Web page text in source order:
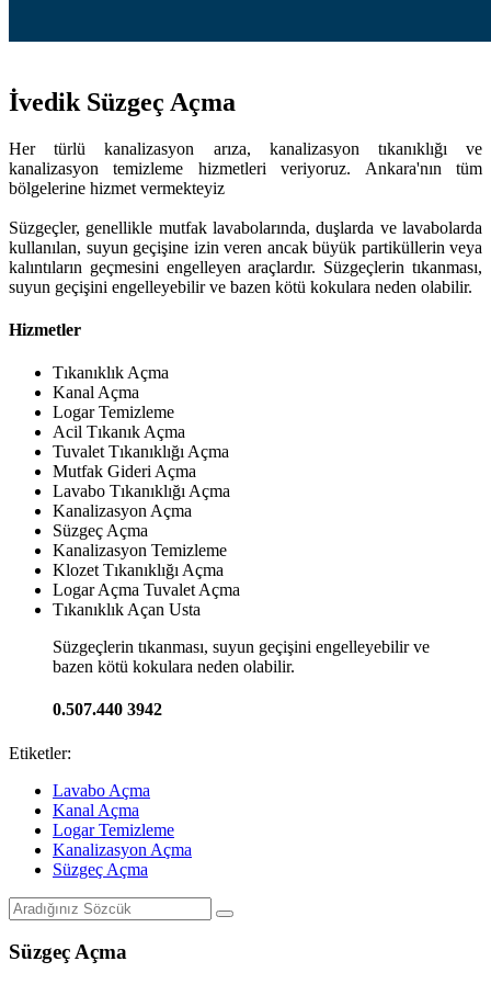
İvedik Süzgeç Açma
Her türlü kanalizasyon arıza, kanalizasyon tıkanıklığı ve
kanalizasyon temizleme hizmetleri veriyoruz. Ankara'nın tüm
bölgelerine hizmet vermekteyiz
Süzgeçler, genellikle mutfak lavabolarında, duşlarda ve lavabolarda
kullanılan, suyun geçişine izin veren ancak büyük partiküllerin veya
kalıntıların geçmesini engelleyen araçlardır. Süzgeçlerin tıkanması,
suyun geçişini engelleyebilir ve bazen kötü kokulara neden olabilir.
Hizmetler
Tıkanıklık Açma
Kanal Açma
Logar Temizleme
Acil Tıkanık Açma
Tuvalet Tıkanıklığı Açma
Mutfak Gideri Açma
Lavabo Tıkanıklığı Açma
Kanalizasyon Açma
Süzgeç Açma
Kanalizasyon Temizleme
Klozet Tıkanıklığı Açma
Logar Açma Tuvalet Açma
Tıkanıklık Açan Usta
Süzgeçlerin tıkanması, suyun geçişini engelleyebilir ve
bazen kötü kokulara neden olabilir.
0.507.440 3942
Etiketler:
Lavabo Açma
Kanal Açma
Logar Temizleme
Kanalizasyon Açma
Süzgeç Açma
Süzgeç Açma